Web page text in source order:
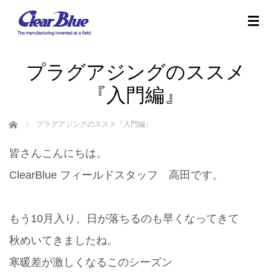
プラグアジングのススメ
『入門編』
ホーム プラグアジングのススメ『入門編』
皆さんこんにちは。
ClearBlue フィールドスタッフ 高田です。
もう10月入り、日が落ちるのも早くなってきて
秋めいてきましたね。
寒暖差が激しくなるこのシーズン